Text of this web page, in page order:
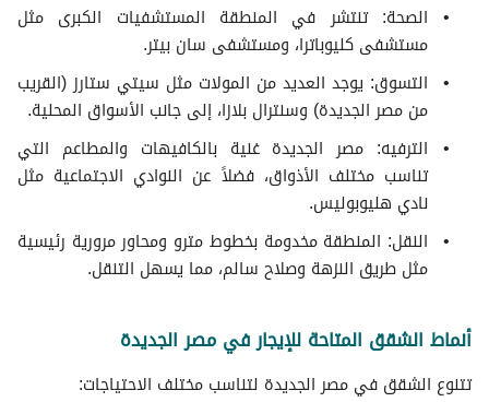
الصحة: تنتشر في المنطقة المستشفيات الكبرى مثل
مستشفى كليوباترا، ومستشفى سان بيتر.
التسوق: يوجد العديد من المولات مثل سيتي ستارز (القريب
من مصر الجديدة) وسنترال بلازا، إلى جانب الأسواق المحلية.
الترفيه: مصر الجديدة غنية بالكافيهات والمطاعم التي
تناسب مختلف الأذواق، فضلاً عن النوادي الاجتماعية مثل
نادي هليوبوليس.
النقل: المنطقة مخدومة بخطوط مترو ومحاور مرورية رئيسية
مثل طريق النزهة وصلاح سالم، مما يسهل التنقل.
أنماط الشقق المتاحة للإيجار في مصر الجديدة
تتنوع الشقق في مصر الجديدة لتناسب مختلف الاحتياجات: